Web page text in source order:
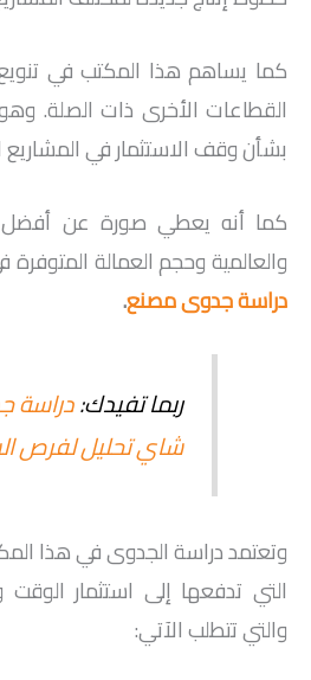
كما يساهم هذا المكتب في
القطاعات الأخرى ذات الصلة.
بشأن وقف الاستثمار في المشاريع
كما أنه يعطي صورة عن أفضل
والعالمية وحجم العمالة
دراسة جدوى مصنع.
ربما تفيدك:دراسة
شاي تحليل لفرص
وتعتمد دراسة الجدوى في هذا
التي تدفعها إلى استثمار الوقت
والتي تتطلب الآتي: